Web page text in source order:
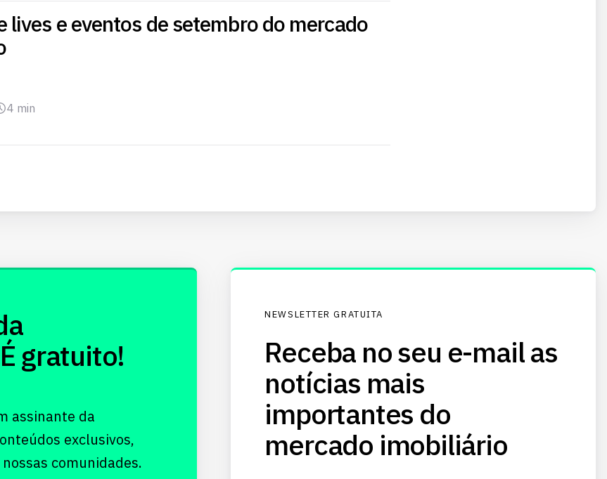
lives e eventos de setembro do mercado
4 min
gratuito!
assinante da
exclusivos,
comunidades.
NEWSLETTER GRATUITA
Receba no seu e-mail as
notícias mais
importantes do
mercado imobiliário